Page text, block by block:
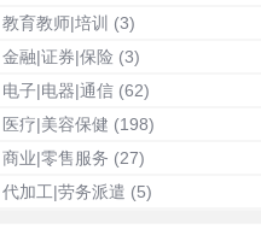
教育教师|培训 (3)
金融|证券|保险 (3)
电子|电器|通信 (62)
医疗|美容保健 (198)
商业|零售服务 (27)
代加工|劳务派遣 (5)